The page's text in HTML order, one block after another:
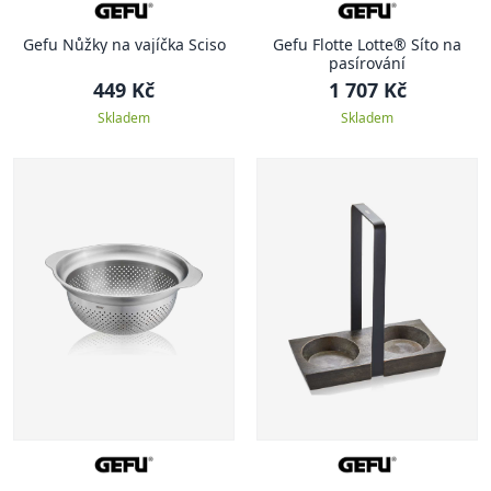
Gefu Nůžky na vajíčka Sciso
449 Kč
Skladem
Gefu Flotte Lotte® Síto na
pasírování
1 707 Kč
Skladem